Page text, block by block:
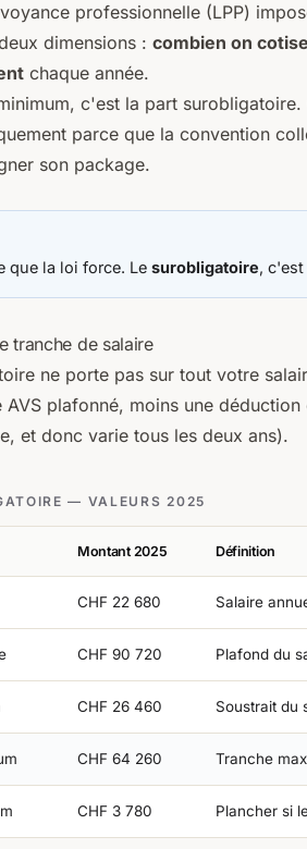
professionnelle (LPP)
dimensions : combien on cotise
chaque année.
c'est la part
parce que la convention
son package.
que la loi force. Le surobligatoire,
tranche de salaire
ne porte pas sur tout votre
plafonné, moins une
et donc varie tous les deux ans).
— VALEURS 2025
Montant 2025 Définition
CHF 22 680 Salaire
CHF 90 720 Plafond du
CHF 26 460 Soustrait du
CHF 64 260 Tranche
CHF 3 780 Plancher si